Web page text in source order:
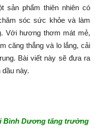
sản phẩm thiên nhiên có
sóc sức khỏe và làm
Với hương thơm mát mẻ,
căng thẳng và lo lắng, cải
Bài viết này sẽ đưa ra
này.
Bình Dương tăng trưởng